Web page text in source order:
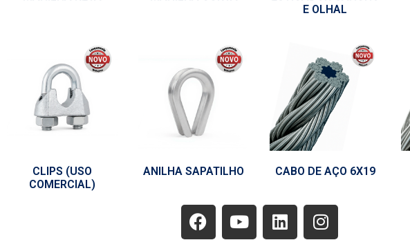
E OLHAL
CLIPS (USO
COMERCIAL)
ANILHA SAPATILHO CABO DE AÇO 6X19